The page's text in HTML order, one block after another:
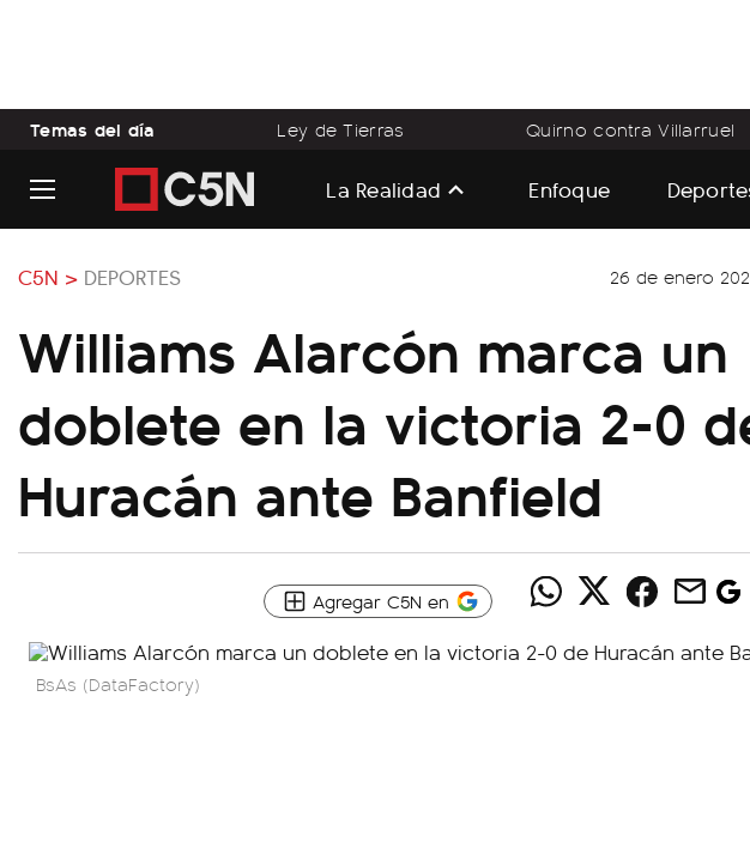
Temas del día Ley de Tierras Quirno contra Villarruel
La Realidad Enfoque
C5N > DEPORTES 26 de enero
Williams Alarcón marca un
doblete en la victoria 2-0
Huracán ante Banfield
Agregar C5N en
BsAs (DataFactory)